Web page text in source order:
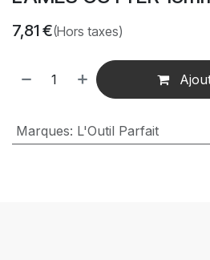
7,81€(Hors taxes)
Marques: L'Outil Parfait